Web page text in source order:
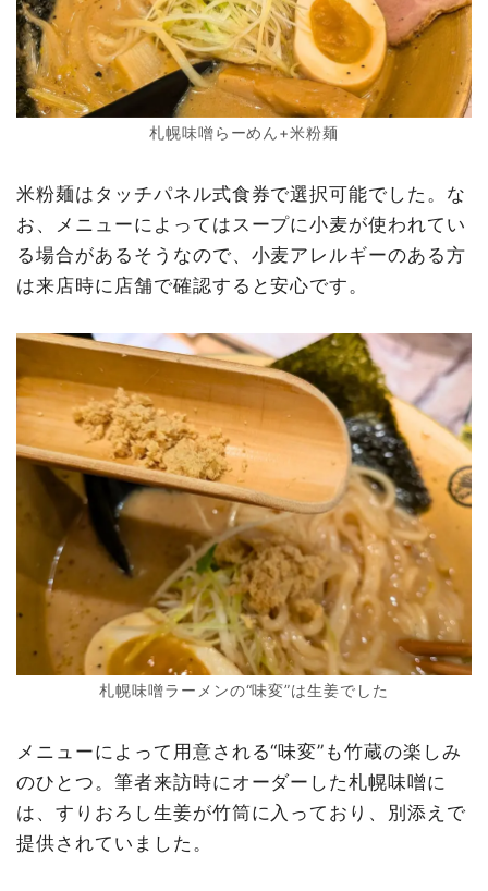
札幌味噌らーめん+米粉麺
米粉麺はタッチパネル式食券で選択可能でした。な
お、メニューによってはスープに小麦が使われてい
る場合があるそうなので、小麦アレルギーのある方
は来店時に店舗で確認すると安心です。
札幌味噌ラーメンの“味変”は生姜でした
メニューによって用意される“味変”も竹蔵の楽しみ
のひとつ。筆者来訪時にオーダーした札幌味噌に
は、すりおろし生姜が竹筒に入っており、別添えで
提供されていました。